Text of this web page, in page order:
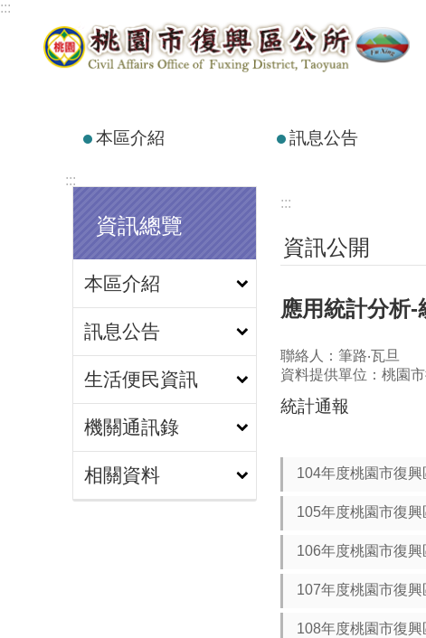
跳到主要內容區塊
:::
本區介紹 訊息公告
:::
資訊總覽
本區介紹
訊息公告
生活便民資訊
機關通訊錄
相關資料
:::
資訊公開
應用統計分析-
聯絡人：筆路‧瓦旦
資料提供單位：桃園
統計通報
104年度桃園市復
105年度桃園市復
106年度桃園市復
107年度桃園市復
108年度桃園市復